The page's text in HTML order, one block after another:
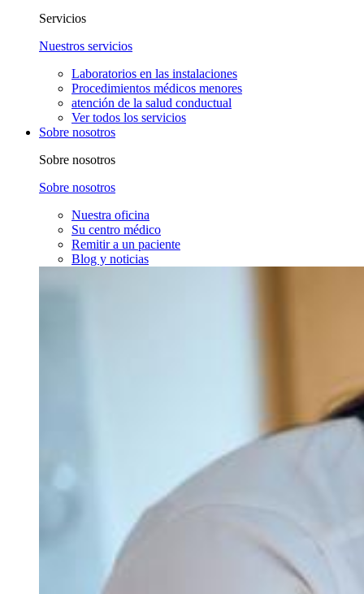
Servicios
Nuestros servicios
Laboratorios en las instalaciones
Procedimientos médicos menores
atención de la salud conductual
Ver todos los servicios
Sobre nosotros
Sobre nosotros
Sobre nosotros
Nuestra oficina
Su centro médico
Remitir a un paciente
Blog y noticias